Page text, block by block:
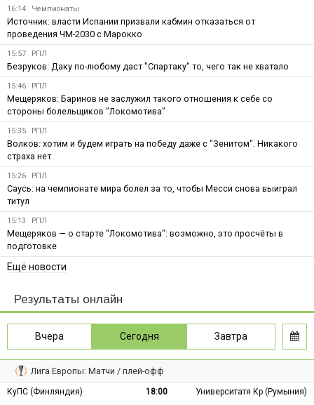
16:14 Чемпионаты
Источник: власти Испании призвали кабмин отказаться от
проведения ЧМ-2030 с Марокко
15:57 РПЛ
Безруков: Даку по-любому даст "Спартаку" то, чего так не хватало
15:46 РПЛ
Мещеряков: Баринов не заслужил такого отношения к себе со
стороны болельщиков "Локомотива"
15:35 РПЛ
Волков: хотим и будем играть на победу даже с "Зенитом". Никакого
страха нет
15:26 РПЛ
Саусь: на чемпионате мира болел за то, чтобы Месси снова выиграл
титул
15:13 РПЛ
Мещеряков — о старте "Локомотива": возможно, это просчёты в
подготовке
Ещё новости
Результаты онлайн
Вчера Сегодня Завтра
Лига Европы: Матчи / плей-офф
КуПС (Финляндия) 18:00
Университатя Кр (Румыния)